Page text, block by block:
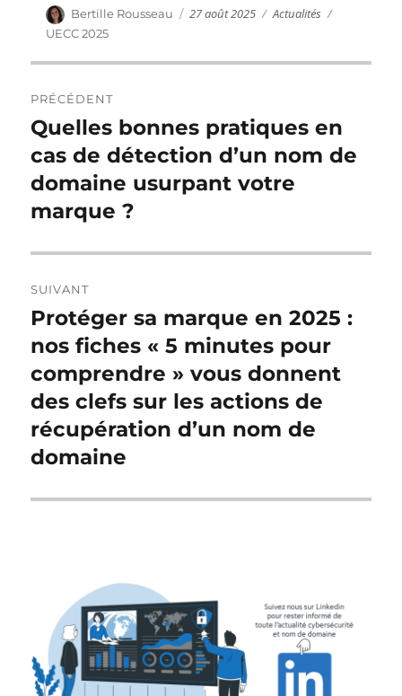
Auteur
Bertille Rousseau Publié
le
27 août 2025 Catégories
Actualités
UECC 2025
de
l’article
PRÉCÉDENT
Publication
précédente :
Quelles bonnes pratiques en
cas de détection d’un nom de
domaine usurpant votre
marque ?
SUIVANT
Publication
suivante :
Protéger sa marque en 2025 :
nos fiches « 5 minutes pour
comprendre » vous donnent
des clefs sur les actions de
récupération d’un nom de
domaine